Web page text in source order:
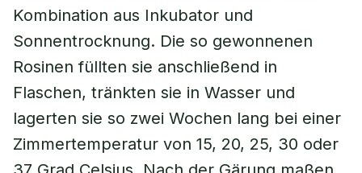
Kombination aus Inkubator und
Sonnentrocknung. Die so gewonnenen
Rosinen füllten sie anschließend in
Flaschen, tränkten sie in Wasser und
lagerten sie so zwei Wochen lang bei einer
Zimmertemperatur von 15, 20, 25, 30 oder